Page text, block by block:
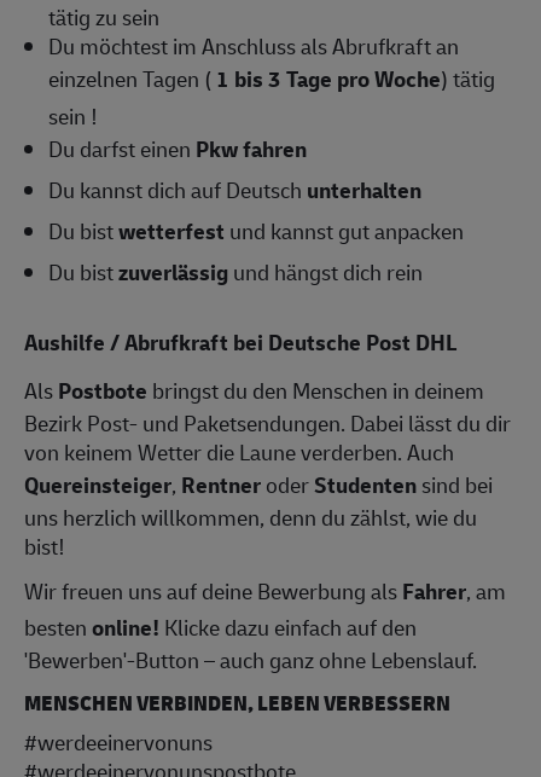
tätig zu sein
Du möchtest im Anschluss als Abrufkraft an
einzelnen Tagen ( 1 bis 3 Tage pro Woche) tätig
sein !
Du darfst einen Pkw fahren
Du kannst dich auf Deutsch unterhalten
Du bistwetterfest und kannst gut anpacken
Du bistzuverlässigund hängst dich rein
Aushilfe / Abrufkraft bei Deutsche Post DHL
AlsPostbote bringst du den Menschen in deinem
Bezirk Post- und Paketsendungen. Dabei lässt du dir
von keinem Wetter die Laune verderben. Auch
Quereinsteiger, RentneroderStudentensind bei
uns herzlich willkommen, denn du zählst, wie du
bist!
Wir freuen uns auf deine Bewerbung alsFahrer, am
bestenonline! Klicke dazu einfach auf den
'Bewerben'-Button – auch ganz ohne Lebenslauf.
MENSCHEN VERBINDEN, LEBEN VERBESSERN
#werdeeinervonuns